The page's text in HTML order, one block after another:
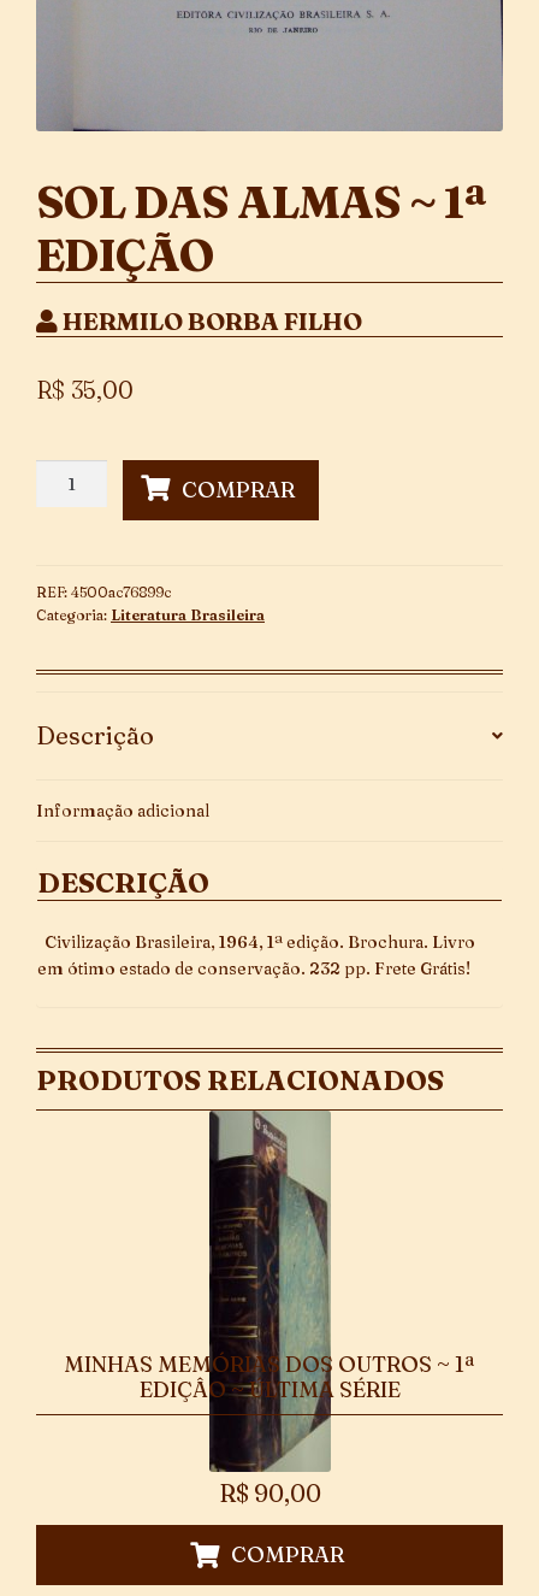
SOL DAS ALMAS ~ 1ª
EDIÇÃO
HERMILO BORBA FILHO
R$ 35,00
Edição
quantidade
COMPRAR
REF: 4500ac76899c
Categoria: Literatura Brasileira
Descrição
Informação adicional
DESCRIÇÃO
Civilização Brasileira, 1964, 1ª edição. Brochura. Livro
em ótimo estado de conservação. 232 pp. Frete Grátis!
PRODUTOS RELACIONADOS
MINHAS MEMÓRIAS DOS OUTROS ~ 1ª
EDIÇÂO ~ ÚLTIMA SÉRIE
R$ 90,00
COMPRAR